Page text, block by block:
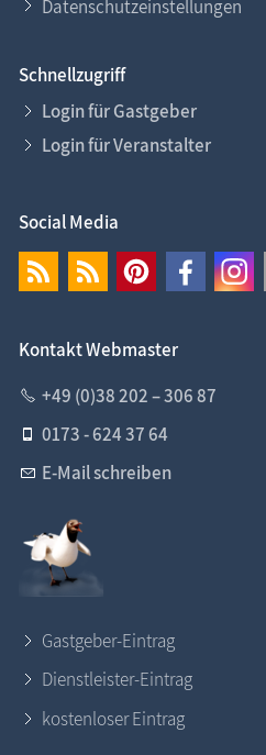
Datenschutzeinstellungen
Schnellzugriff
Login für Gastgeber
Login für Veranstalter
Social Media
Kontakt Webmaster
+49 (0)38 202 – 306 87
0173 - 624 37 64
E-Mail schreiben
Gastgeber-Eintrag
Dienstleister-Eintrag
kostenloser Eintrag